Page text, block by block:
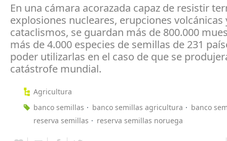
En una cámara acorazada capaz de resistir
explosiones nucleares, erupciones volcánicas
cataclismos, se guardan más de 800.000
más de 4.000 especies de semillas de 231
poder utilizarlas en el caso de que se
catástrofe mundial.
Agricultura
banco semillas
banco semillas agricultura
banco
reserva semillas
reserva semillas noruega